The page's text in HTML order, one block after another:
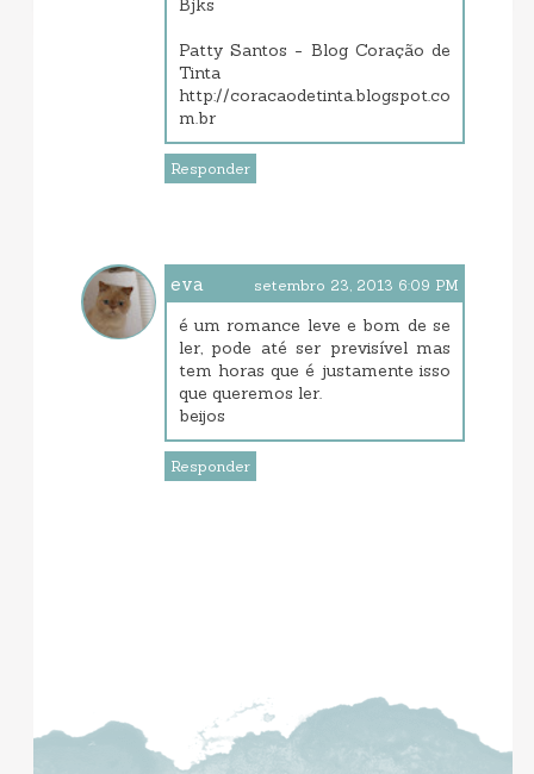
Bjks
Patty Santos - Blog Coração de
Tinta
http://coracaodetinta.blogspot.co
m.br
Responder
eva setembro 23, 2013 6:09 PM
é um romance leve e bom de se
ler, pode até ser previsível mas
tem horas que é justamente isso
que queremos ler.
beijos
Responder